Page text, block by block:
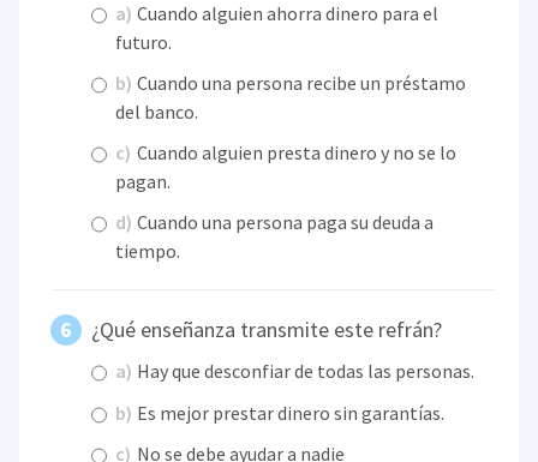
a) Cuando alguien ahorra dinero para el
futuro.
b) Cuando una persona recibe un préstamo
del banco.
c) Cuando alguien presta dinero y no se lo
pagan.
d) Cuando una persona paga su deuda a
tiempo.
¿Qué enseñanza transmite este refrán?
a) Hay que desconfiar de todas las personas.
b) Es mejor prestar dinero sin garantías.
c) No se debe ayudar a nadie